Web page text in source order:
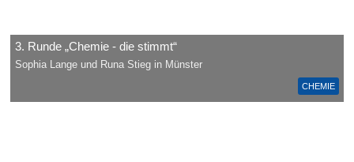
CHEMIE
3. Runde „Chemie - die stimmt“
Sophia Lange und Runa Stieg in Münster